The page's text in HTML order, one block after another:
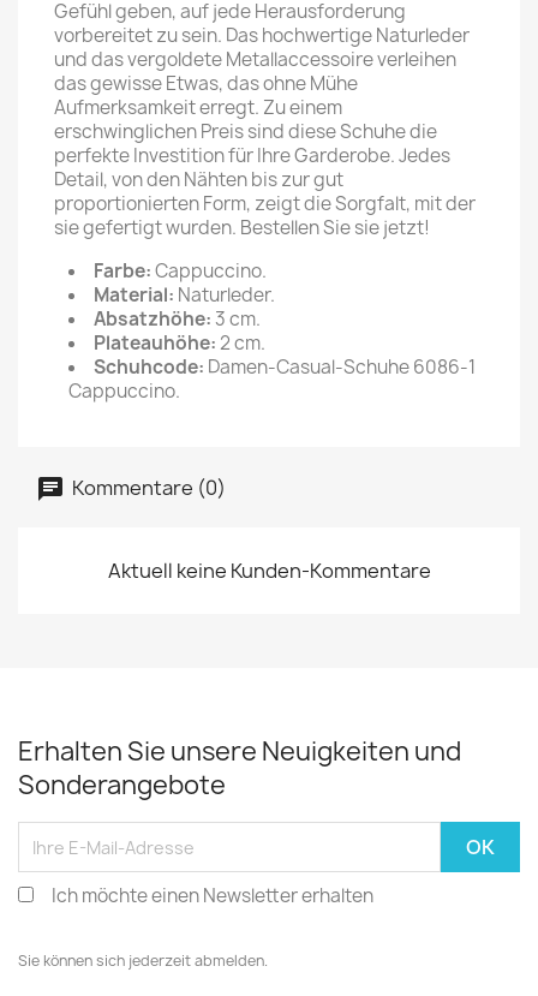
Gefühl geben, auf jede Herausforderung
vorbereitet zu sein. Das hochwertige Naturleder
und das vergoldete Metallaccessoire verleihen
das gewisse Etwas, das ohne Mühe
Aufmerksamkeit erregt. Zu einem
erschwinglichen Preis sind diese Schuhe die
perfekte Investition für Ihre Garderobe. Jedes
Detail, von den Nähten bis zur gut
proportionierten Form, zeigt die Sorgfalt, mit der
sie gefertigt wurden. Bestellen Sie sie jetzt!
Farbe:Cappuccino.
Material: Naturleder.
Absatzhöhe:3 cm.
Plateauhöhe:2 cm.
Schuhcode: Damen-Casual-Schuhe 6086-1
Cappuccino.
Kommentare (0)
Aktuell keine Kunden-Kommentare
Erhalten Sie unsere Neuigkeiten und
Sonderangebote
Ich möchte einen Newsletter erhalten
Sie können sich jederzeit abmelden.